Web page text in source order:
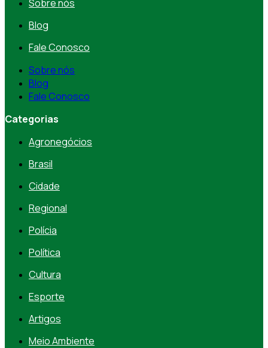
Sobre nós
Blog
Fale Conosco
Sobre nós
Blog
Fale Conosco
Categorias
Agronegócios
Brasil
Cidade
Regional
Polícia
Política
Cultura
Esporte
Artigos
Meio Ambiente